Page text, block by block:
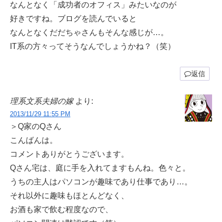
なんとなく「成功者のオフィス」みたいなのが
好きですね。ブログを読んでいると
なんとなくだだちゃさんもそんな感じが…。
IT系の方々ってそうなんでしょうかね？（笑）
返信
理系文系夫婦の嫁 より:
2013/11/29 11:55 PM
＞Q家のQさん
こんばんは。
コメントありがとうございます。
Qさん宅は、庭に手を入れてますもんね。色々と。
うちの主人はパソコンが趣味であり仕事であり…。
それ以外に趣味もほとんどなく、
お酒も家で飲む程度なので、